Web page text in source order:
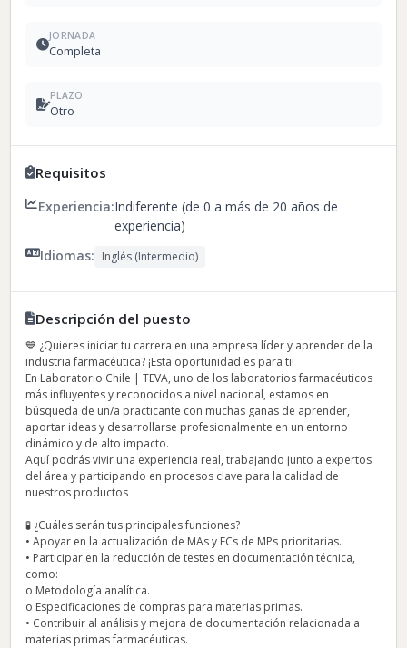
JORNADA
Completa
PLAZO
Otro
Requisitos
Experiencia:Indiferente (de 0 a más de 20 años de
experiencia)
Idiomas: Inglés (Intermedio)
Descripción del puesto
💙 ¿Quieres iniciar tu carrera en una empresa líder y aprender de la
industria farmacéutica? ¡Esta oportunidad es para ti!
En Laboratorio Chile | TEVA, uno de los laboratorios farmacéuticos
más influyentes y reconocidos a nivel nacional, estamos en
búsqueda de un/a practicante con muchas ganas de aprender,
aportar ideas y desarrollarse profesionalmente en un entorno
dinámico y de alto impacto.
Aquí podrás vivir una experiencia real, trabajando junto a expertos
del área y participando en procesos clave para la calidad de
nuestros productos
🧪 ¿Cuáles serán tus principales funciones?
• Apoyar en la actualización de MAs y ECs de MPs prioritarias.
• Participar en la reducción de testes en documentación técnica,
como:
o Metodología analítica.
o Especificaciones de compras para materias primas.
• Contribuir al análisis y mejora de documentación relacionada a
materias primas farmacéuticas.